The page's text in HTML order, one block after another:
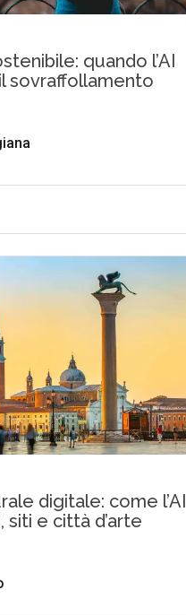
quando l’AI
sovraffollamento
digitale: come l’AI
siti e città d’arte